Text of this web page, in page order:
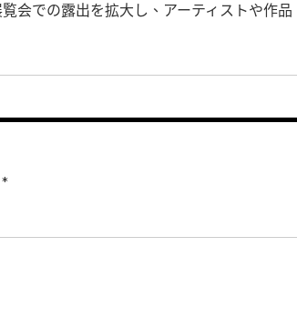
会での露出を拡大し、アーティストや作品